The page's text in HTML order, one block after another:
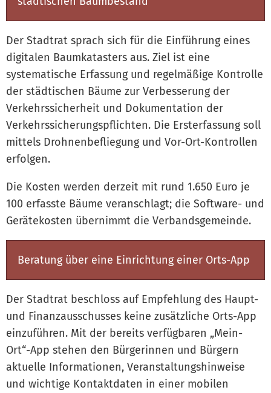
Der Stadtrat sprach sich für die Einführung eines
digitalen Baumkatasters aus. Ziel ist eine
systematische Erfassung und regelmäßige Kontrolle
der städtischen Bäume zur Verbesserung der
Verkehrssicherheit und Dokumentation der
Verkehrssicherungspflichten. Die Ersterfassung soll
mittels Drohnenbefliegung und Vor-Ort-Kontrollen
erfolgen.
Die Kosten werden derzeit mit rund 1.650 Euro je
100 erfasste Bäume veranschlagt; die Software- und
Gerätekosten übernimmt die Verbandsgemeinde.
Beratung über eine Einrichtung einer Orts-App
Der Stadtrat beschloss auf Empfehlung des Haupt-
und Finanzausschusses keine zusätzliche Orts-App
einzuführen. Mit der bereits verfügbaren „Mein-
Ort“-App stehen den Bürgerinnen und Bürgern
aktuelle Informationen, Veranstaltungshinweise
und wichtige Kontaktdaten in einer mobilen